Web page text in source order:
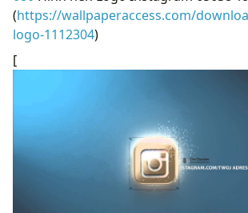
(https://wallpaperaccess.com/
logo-1112304)
[